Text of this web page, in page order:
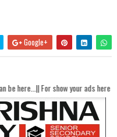
Google+
show your ads here contact